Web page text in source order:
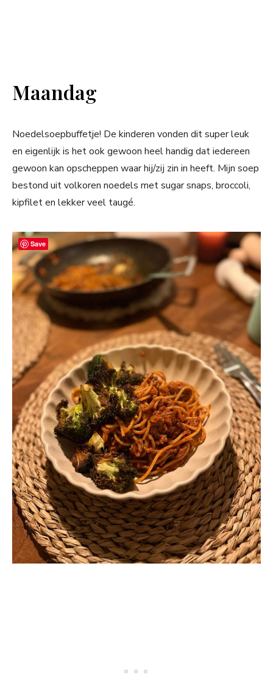
Maandag
Noedelsoepbuffetje! De kinderen vonden dit super leuk
en eigenlijk is het ook gewoon heel handig dat iedereen
gewoon kan opscheppen waar hij/zij zin in heeft. Mijn soep
bestond uit volkoren noedels met sugar snaps, broccoli,
kipfilet en lekker veel taugé.
Save